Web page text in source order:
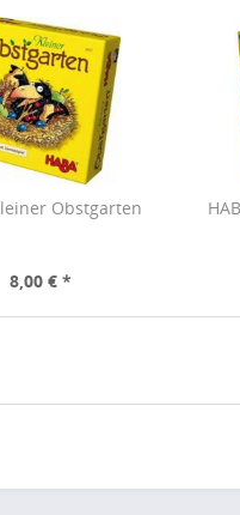
Obstgarten
8,00 € *